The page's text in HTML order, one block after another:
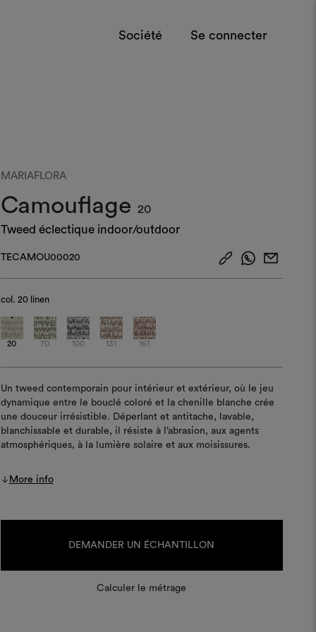
Société Se connecter
MARIAFLORA
Camouflage 20
Tweed éclectique indoor/outdoor
TECAMOU00020
col. 20 linen
20 70 100 131 161
Un tweed contemporain pour intérieur et extérieur, où le jeu
dynamique entre le bouclé coloré et la chenille blanche crée
une douceur irrésistible. Déperlant et antitache, lavable,
blanchissable et durable, il résiste à l’abrasion, aux agents
atmosphériques, à la lumière solaire et aux moisissures.
More info
DEMANDER UN ÉCHANTILLON
Calculer le métrage